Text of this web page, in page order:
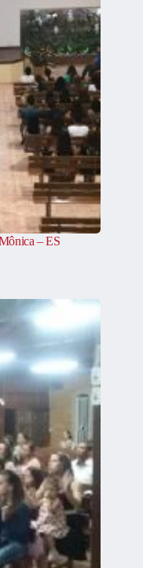
– ES